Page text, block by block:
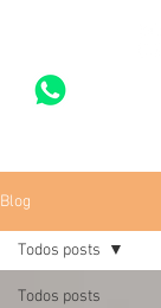
Blog
Todos posts
Todos posts